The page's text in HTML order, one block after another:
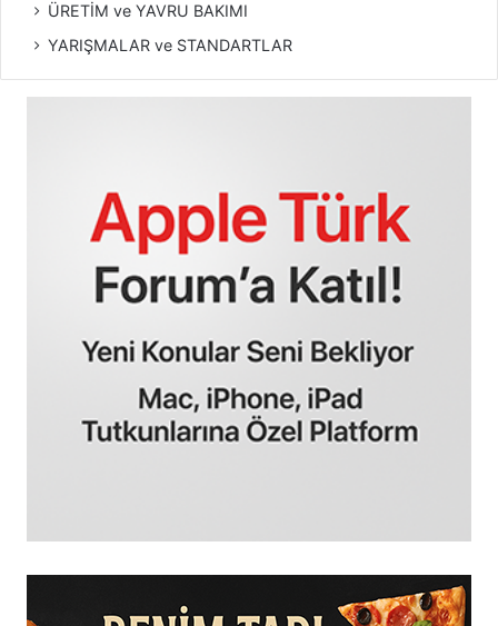
ÜRETİM ve YAVRU BAKIMI
YARIŞMALAR ve STANDARTLAR